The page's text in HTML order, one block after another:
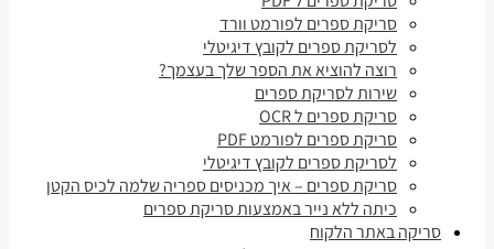
סריקת ספרים לפורמט וורד
לסריקת ספרים לקובץ דיגיטלי
רוצה להוציא את הספר שלך בעצמך?
שירות לסריקת ספרים
סריקת ספרים ל OCR
סריקת ספרים לפורמט PDF
לסריקת ספרים לקובץ דיגיטלי
סריקת ספרים – איך מכניסים ספריה שלמה לכיס הקטן
כיתה ללא נייר באמצעות סריקת ספרים
סריקה באתר הלקוח